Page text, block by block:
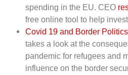
spending in the EU. CEO
free online tool to help
Covid 19 and Border Politics
takes a look at the
pandemic for refugees and
influence on the border